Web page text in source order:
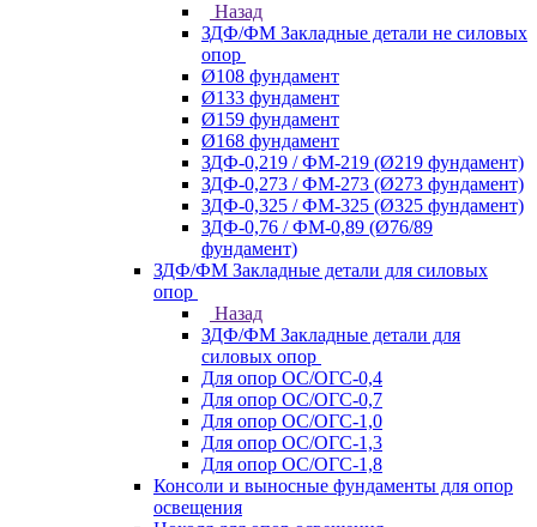
Назад
ЗДФ/ФМ Закладные детали не силовых
опор
Ø108 фундамент
Ø133 фундамент
Ø159 фундамент
Ø168 фундамент
ЗДФ-0,219 / ФМ-219 (Ø219 фундамент)
ЗДФ-0,273 / ФМ-273 (Ø273 фундамент)
ЗДФ-0,325 / ФМ-325 (Ø325 фундамент)
ЗДФ-0,76 / ФМ-0,89 (Ø76/89
фундамент)
ЗДФ/ФМ Закладные детали для силовых
опор
Назад
ЗДФ/ФМ Закладные детали для
силовых опор
Для опор ОС/ОГС-0,4
Для опор ОС/ОГС-0,7
Для опор ОС/ОГС-1,0
Для опор ОС/ОГС-1,3
Для опор ОС/ОГС-1,8
Консоли и выносные фундаменты для опор
освещения